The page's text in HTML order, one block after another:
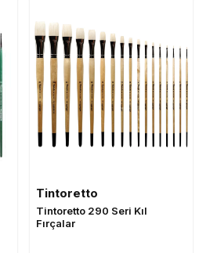
Tintoretto
Tintoretto 290 Seri Kıl
Fırçalar